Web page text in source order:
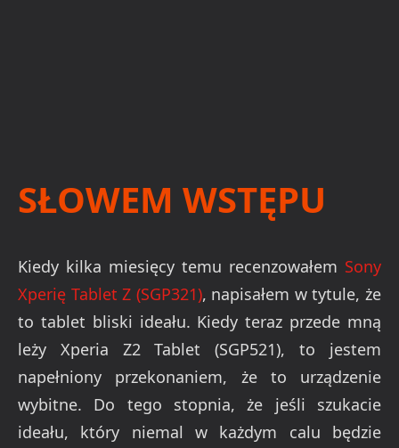
SŁOWEM WSTĘPU
Kiedy kilka miesięcy temu recenzowałem Sony
Xperię Tablet Z (SGP321), napisałem w tytule, że
to tablet bliski ideału. Kiedy teraz przede mną
leży Xperia Z2 Tablet (SGP521), to jestem
napełniony przekonaniem, że to urządzenie
wybitne. Do tego stopnia, że jeśli szukacie
ideału, który niemal w każdym calu będzie